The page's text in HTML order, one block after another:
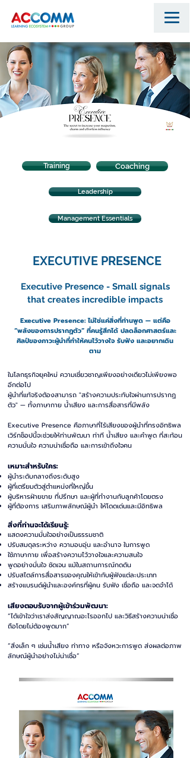
Training Coaching
Leadership
Management Essentials
EXECUTIVE PRESENCE
Executive Presence - Small signals
that creates incredible impacts
Executive Presence: ไม่ใช่แค่สิ่งที่ท่านพูด — แต่คือ
“พลังของการปรากฏตัว” ที่คนรู้สึกได้ ปลดล็อกศาสตร์และ
ศิลป์ของภาวะผู้นำที่ทำให้คนไว้วางใจ รับฟัง และอยากเดิน
ตาม
ในโลกธุรกิจยุคใหม่ ความเชี่ยวชาญเพียงอย่างเดียวไม่เพียงพอ
อีกต่อไป
ผู้นำที่แท้จริงต้องสามารถ "สร้างความประทับใจผ่านการปรากฏ
ตัว" — ทั้งภาษากาย น้ำเสียง และการสื่อสารที่มีพลัง
Executive Presence คือภาษาที่ไร้เสียงของผู้นำที่ทรงอิทธิพล
เวิร์กช็อปนี้จะช่วยให้ท่านพัฒนา ท่าที น้ำเสียง และคำพูด ที่สะท้อน
ความมั่นใจ ความน่าเชื่อถือ และการเข้าถึงใจคน
เหมาะสำหรับใคร:
ผู้นำระดับกลางถึงระดับสูง
ผู้ที่เตรียมตัวสู่ตำแหน่งที่ใหญ่ขึ้น
ผู้บริหารฝ่ายขาย ที่ปรึกษา และผู้ที่ทำงานกับลูกค้าโดยตรง
ผู้ที่ต้องการ เสริมภาพลักษณ์ผู้นำ ให้โดดเด่นและมีอิทธิพล
สิ่งที่ท่านจะได้เรียนรู้:
แสดงความมั่นใจอย่างเป็นธรรมชาติ
ปรับสมดุลระหว่าง ความอบอุ่น และอำนาจ ในการพูด
ใช้ภาษากาย เพื่อสร้างความไว้วางใจและความสนใจ
พูดอย่างมั่นใจ ชัดเจน แม้ในสถานการณ์กดดัน
ปรับสไตล์การสื่อสารของคุณให้เข้ากับผู้ฟังแต่ละประเภท
สร้างแบรนด์ผู้นำและองค์กรที่ผู้คน รับฟัง เชื่อถือ และจดจำได้
เสียงตอบรับจากผู้เข้าร่วมพัฒนา:
“ได้เข้าใจว่าเราส่งสัญญาณอะไรออกไป และวิธีสร้างความน่าเชื่อ
ถือโดยไม่ต้องพูดมาก”
“สิ่งเล็ก ๆ เช่นน้ำเสียง ท่าทาง หรือจังหวะการพูด ส่งผลต่อภาพ
ลักษณ์ผู้นำอย่างไม่น่าเชื่อ”